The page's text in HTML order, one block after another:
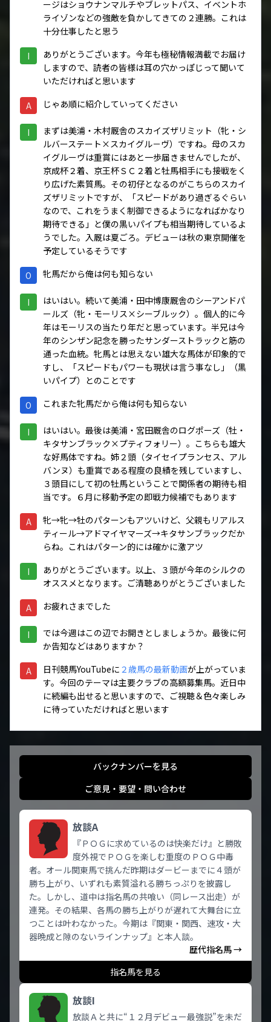
ージはショウナンマルチやブレットパス、イベントホ
ライゾンなどの強敵を負かしてきての２連勝。これは
十分仕事したと思う
I
ありがとうございます。今年も極秘情報満載でお届け
しますので、読者の皆様は耳の穴かっぽじって聞いて
いただければと思います
A じゃあ順に紹介していってください
I
まずは美浦・木村厩舎のスカイズザリミット（牝・シ
ルバーステート×スカイグル－ヴ）ですね。母のスカ
イグルーヴは重賞にはあと一歩届きませんでしたが、
京成杯２着、京王杯ＳＣ２着と牡馬相手にも接戦をく
り広げた素質馬。その初仔となるのがこちらのスカイ
ズザリミットですが、「スピードがあり過ぎるぐらい
なので、これをうまく制御できるようになればかなり
期待できる」と僕の黒いパイプも相当期待しているよ
うでした。入厩は夏ごろ。デビューは秋の東京開催を
予定しているそうです
O 牝馬だから俺は何も知らない
I
はいはい。続いて美浦・田中博康厩舎のシーアンドパ
ールズ（牝・モーリス×シーブルック）。個人的に今
年はモーリスの当たり年だと思っています。半兄は今
年のシンザン記念を勝ったサンダーストラックと筋の
通った血統。牝馬とは思えない雄大な馬体が印象的で
すし、「スピードもパワーも現状は言う事なし」（黒
いパイプ）とのことです
O これまた牝馬だから俺は何も知らない
I
はいはい。最後は美浦・宮田厩舎のログポーズ（牡・
キタサンブラック×プティフォリー）。こちらも雄大
な好馬体ですね。姉２頭（タイセイプランセス、アル
バンヌ）も重賞である程度の良績を残していますし、
３頭目にして初の牡馬ということで関係者の期待も相
当です。６月に移動予定の即戦力候補でもあります
A
牝→牝→牡のパターンもアツいけど、父親もリアルス
ティール→アドマイヤマーズ→キタサンブラックだか
らね。これはパターン的には確かに激アツ
I
ありがとうございます。以上、３頭が今年のシルクの
オススメとなります。ご清聴ありがとうございました
A お疲れさまでした
I
では今週はこの辺でお開きとしましょうか。最後に何
か告知などはありますか？
A 日刊競馬YouTubeに ２歳馬の最新動画が上がっていま
す。今回のテーマは主要クラブの高額募集馬。近日中
に続編も出せると思いますので、ご視聴＆色々楽しみ
に待っていただければと思います
バックナンバーを見る
ご意見・要望・問い合わせ
放談A
『ＰＯＧに求めているのは快楽だけ』と勝敗
度外視でＰＯＧを楽しむ重度のＰＯＧ中毒
者。オール関東馬で挑んだ昨期はダービーまでに４頭が
勝ち上がり、いずれも素質溢れる勝ちっぷりを披露し
た。しかし、道中は指名馬の共喰い（同レース出走）が
連発。その結果、各馬の勝ち上がりが遅れて大舞台に立
つことは叶わなかった。今期は『関東・関西、速攻・大
器晩成と隙のないラインナップ』と本人談。
歴代指名馬 →
指名馬を見る
放談I
放談Ａと共に“１２月デビュー最強説”を未だ